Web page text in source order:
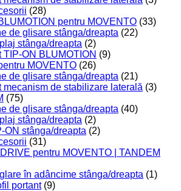
(28)
pentru MOVENTO (33)
de glisare stânga/dreapta (22)
stânga/dreapta (2)
TIP-ON BLUMOTION (9)
MOVENTO (26)
de glisare stânga/dreapta (21)
mecanism de stabilizare laterală (3)
(75)
de glisare stânga/dreapta (40)
stânga/dreapta (2)
ON stânga/dreapta (2)
(31)
pentru MOVENTO | TANDEM
în adâncime stânga/dreapta (1)
portant (9)